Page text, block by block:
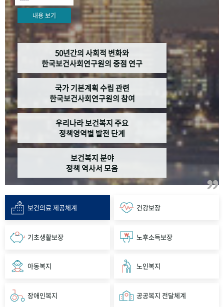
내용 보기
50년간의 사회적 변화와
한국보건사회연구원의 중점 연구
국가 기본계획 수립 관련
한국보건사회연구원의 참여
우리나라 보건복지 주요
정책영역별 발전 단계
보건복지 분야
정책 역사서 모음
보건의료 제공체계 건강보장
기초생활보장 노후소득보장
아동복지 노인복지
장애인복지 공공복지 전달체계